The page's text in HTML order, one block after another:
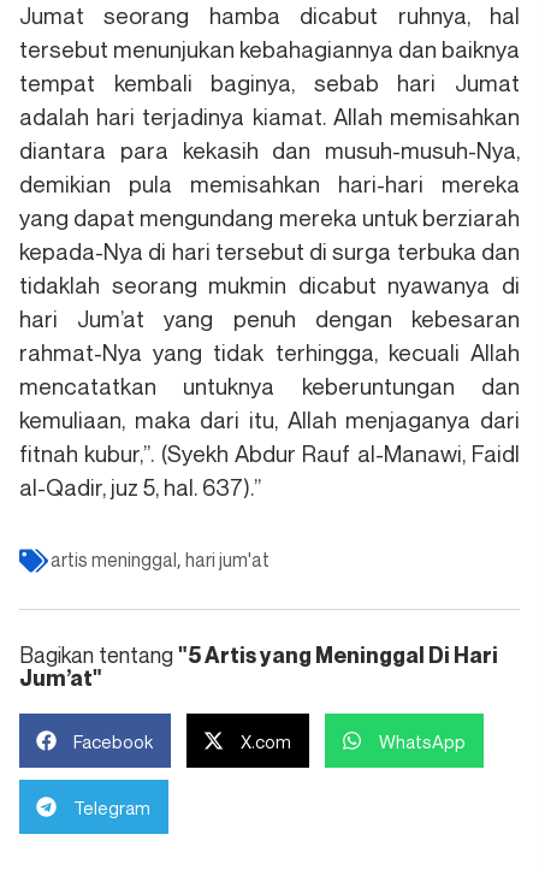
Jumat seorang hamba dicabut ruhnya, hal
tersebut menunjukan kebahagiannya dan baiknya
tempat kembali baginya, sebab hari Jumat
adalah hari terjadinya kiamat. Allah memisahkan
diantara para kekasih dan musuh-musuh-Nya,
demikian pula memisahkan hari-hari mereka
yang dapat mengundang mereka untuk berziarah
kepada-Nya di hari tersebut di surga terbuka dan
tidaklah seorang mukmin dicabut nyawanya di
hari Jum’at yang penuh dengan kebesaran
rahmat-Nya yang tidak terhingga, kecuali Allah
mencatatkan untuknya keberuntungan dan
kemuliaan, maka dari itu, Allah menjaganya dari
fitnah kubur,”. (Syekh Abdur Rauf al-Manawi, Faidl
al-Qadir, juz 5, hal. 637).”
artis meninggal, hari jum'at
Bagikan tentang"5 Artis yang Meninggal Di Hari
Jum’at"
Facebook X.com WhatsApp
Telegram